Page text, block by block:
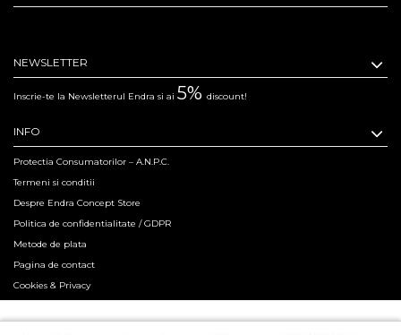
NEWSLETTER
Inscrie-te la Newsletterul Endra si ai 5% discount!
INFO
Protectia Consumatorilor – A.N.P.C.
Termeni si conditii
Despre Endra Concept Store
Politica de confidentialitate / GDPR
Metode de plata
Pagina de contact
Cookies & Privacy